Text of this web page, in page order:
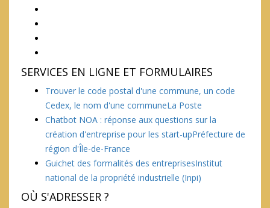
SERVICES EN LIGNE ET FORMULAIRES
Trouver le code postal d'une commune, un code
Cedex, le nom d'une communeLa Poste
Chatbot NOA : réponse aux questions sur la
création d'entreprise pour les start-upPréfecture de
région d'Île-de-France
Guichet des formalités des entreprisesInstitut
national de la propriété industrielle (Inpi)
OÙ S'ADRESSER ?